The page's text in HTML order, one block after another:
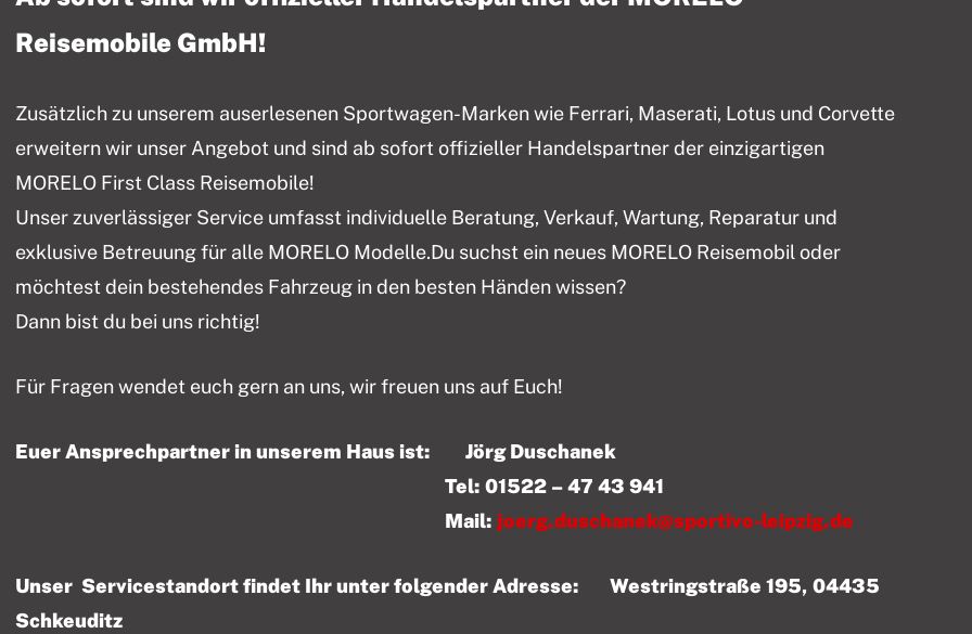
Reisemobile GmbH!
Zusätzlich zu unserem auserlesenen Sportwagen-Marken wie Ferrari, Maserati, Lotus und Corvette
erweitern wir unser Angebot und sind ab sofort offizieller Handelspartner der einzigartigen
MORELO First Class Reisemobile!
Unser zuverlässiger Service umfasst individuelle Beratung, Verkauf, Wartung, Reparatur und
exklusive Betreuung für alle MORELO Modelle.Du suchst ein neues MORELO Reisemobil oder
möchtest dein bestehendes Fahrzeug in den besten Händen wissen?
Dann bist du bei uns richtig!
Für Fragen wendet euch gern an uns, wir freuen uns auf Euch!
Euer Ansprechpartner in unserem Haus ist: Jörg Duschanek
Tel: 01522 – 47 43 941
Mail: joerg.duschanek@sportivo-leipzig.de
Unser Servicestandort findet Ihr unter folgender Adresse: Westringstraße 195, 04435
Schkeuditz